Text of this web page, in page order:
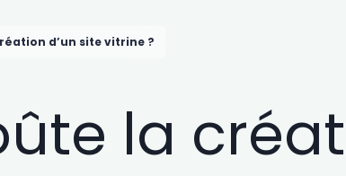
d’un site vitrine ?
la